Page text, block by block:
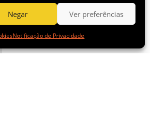
Negar Ver preferências
Notificação de Privacidade
Gold